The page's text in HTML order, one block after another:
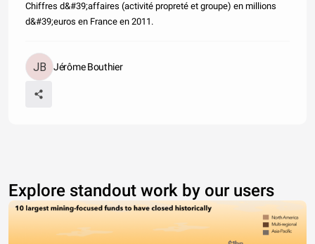
Chiffres d&#39;affaires (activité propreté et groupe) en millions
d&#39;euros en France en 2011.
Jérôme Bouthier
Explore standout work by our users